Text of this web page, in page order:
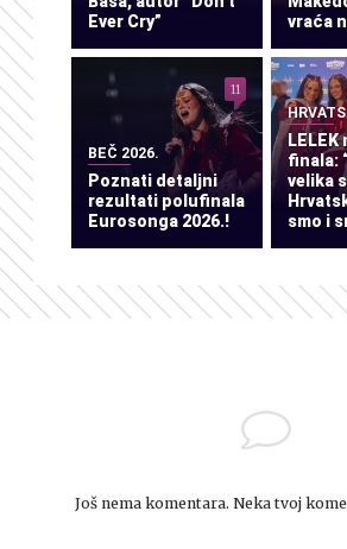
Ever Cry”
vraća
BEČ 2026.
Poznati detaljni
rezultati polufinala
Eurosonga 2026.!
11
LELEK
finala:
velika
smo i
Još nema komentara. Neka tvoj